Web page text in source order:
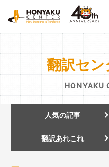
翻訳セ
HONYAKU
人気の記事
翻訳あれこれ